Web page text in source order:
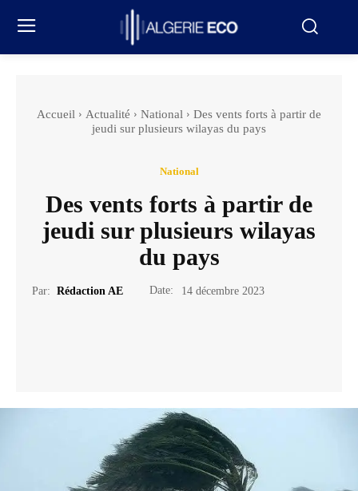
Accueil Actualité National
Des vents forts à partir de
jeudi sur plusieurs wilayas du pays
National
Des vents forts à partir de
jeudi sur plusieurs wilayas
du pays
Par: Rédaction AE Date: 14 décembre 2023